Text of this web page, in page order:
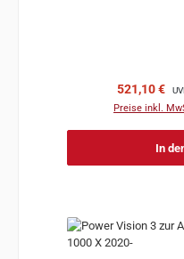
521,10 €
Preise inkl.
In